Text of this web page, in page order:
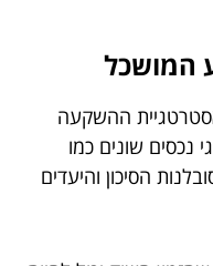
המושכל
ההשקעה
נכסים שונים כמו
הסיכון והיעדים